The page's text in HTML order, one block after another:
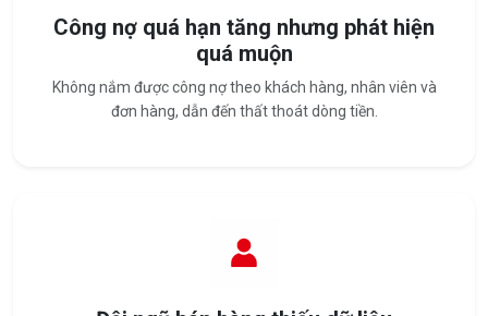
Công nợ quá hạn tăng nhưng phát hiện
quá muộn
Không nắm được công nợ theo khách hàng, nhân viên và
đơn hàng, dẫn đến thất thoát dòng tiền.